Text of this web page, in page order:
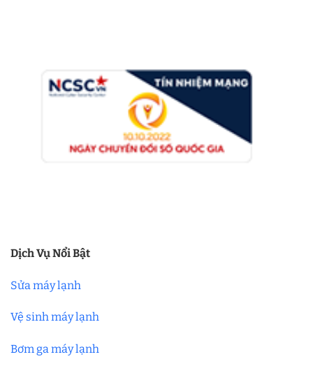
Dịch Vụ Nổi Bật
Sửa máy lạnh
Vệ sinh máy lạnh
Bơm ga máy lạnh